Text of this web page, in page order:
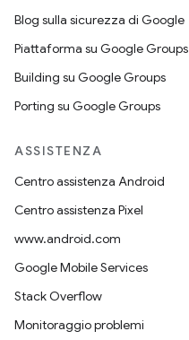
Blog sulla sicurezza di Google
Piattaforma su Google Groups
Building su Google Groups
Porting su Google Groups
ASSISTENZA
Centro assistenza Android
Centro assistenza Pixel
www.android.com
Google Mobile Services
Stack Overflow
Monitoraggio problemi